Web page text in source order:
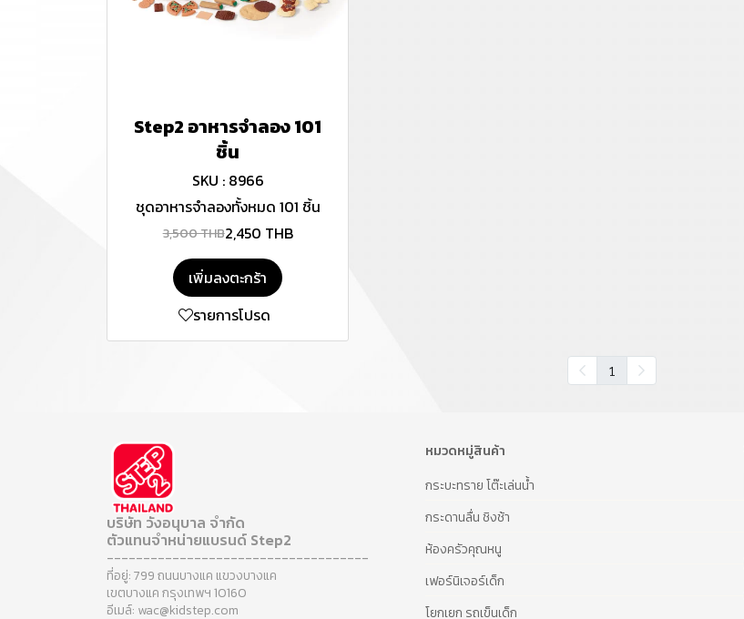
Step2 อาหารจำลอง 101
ชิ้น
SKU : 8966
ชุดอาหารจำลองทั้งหมด 101 ชิ้น
3,500 THB2,450 THB
เพิ่มลงตะกร้า
รายการโปรด
1
บริษัท วังอนุบาล จำกัด
ตัวแทนจำหน่ายแบรนด์ Step2
------------------------------------
ที่อยู่: 799 ถนนบางแค แขวงบางแค
เขตบางแค กรุงเทพฯ 10160
อีเมล์: wac@kidstep.com
หมวดหมู่สินค้า
กระบะทราย โต๊ะเล่นน้ำ
กระดานลื่น ชิงช้า
ห้องครัวคุณหนู
เฟอร์นิเจอร์เด็ก
โยกเยก รถเข็นเด็ก